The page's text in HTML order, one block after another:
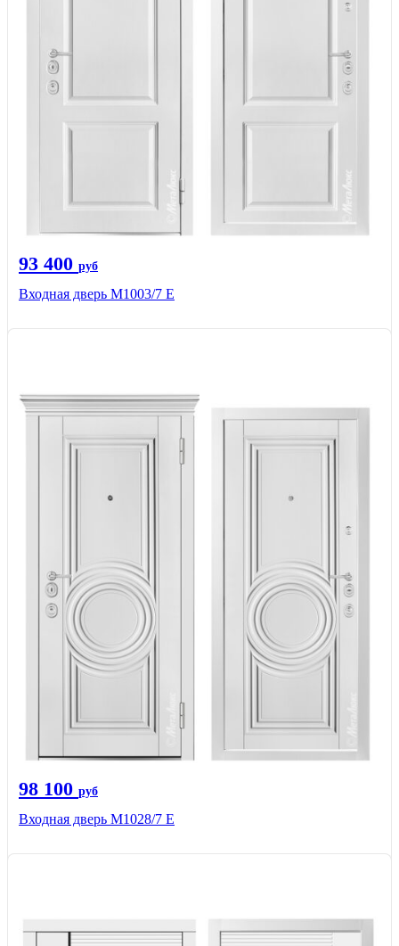
93 400 руб
Входная дверь М1003/7 E
98 100 руб
Входная дверь М1028/7 Е